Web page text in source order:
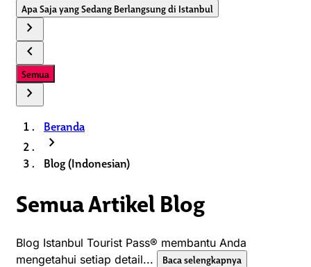
Apa Saja yang Sedang Berlangsung di Istanbul
chevron_right
chevron_left
Semua
chevron_right
Beranda
chevron_right
Blog (Indonesian)
Semua Artikel Blog
Blog Istanbul Tourist Pass® membantu Anda
mengetahui setiap detail...
Baca selengkapnya